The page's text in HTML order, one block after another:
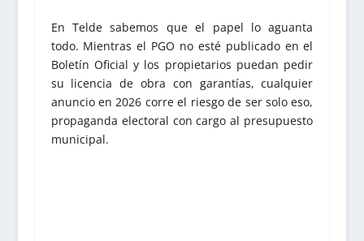
En Telde sabemos que el papel lo aguanta
todo. Mientras el PGO no esté publicado en el
Boletín Oficial y los propietarios puedan pedir
su licencia de obra con garantías, cualquier
anuncio en 2026 corre el riesgo de ser solo eso,
propaganda electoral con cargo al presupuesto
municipal.